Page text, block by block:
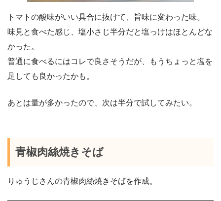
トマトの酸味がいい具合に抜けて、旨味に変わった味。
味見と食べた感じ、塩小さじ半分だと塩っけはほとんどな
かった。
普通に食べるにはコレで良さそうだが、もうちょっと塩を
足しても良かったかも。
あとは量が多かったので、次は半分で試してみたい。
青椒肉絲焼きそば
りゅうじさんの青椒肉絲焼きそばを作成。